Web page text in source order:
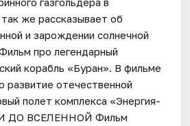
же рассказывает об
и зарождении солнечной
про легендарный
корабль «Буран». В фильме
развитие отечественной
полет комплекса «Энергия-
ДО ВСЕЛЕННОЙ Фильм